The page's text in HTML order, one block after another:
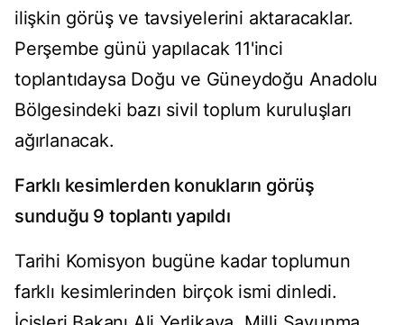
ilişkin görüş ve tavsiyelerini aktaracaklar.
Perşembe günü yapılacak 11'inci
toplantıdaysa Doğu ve Güneydoğu Anadolu
Bölgesindeki bazı sivil toplum kuruluşları
ağırlanacak.
Farklı kesimlerden konukların görüş
sunduğu 9 toplantı yapıldı
Tarihi Komisyon bugüne kadar toplumun
farklı kesimlerinden birçok ismi dinledi.